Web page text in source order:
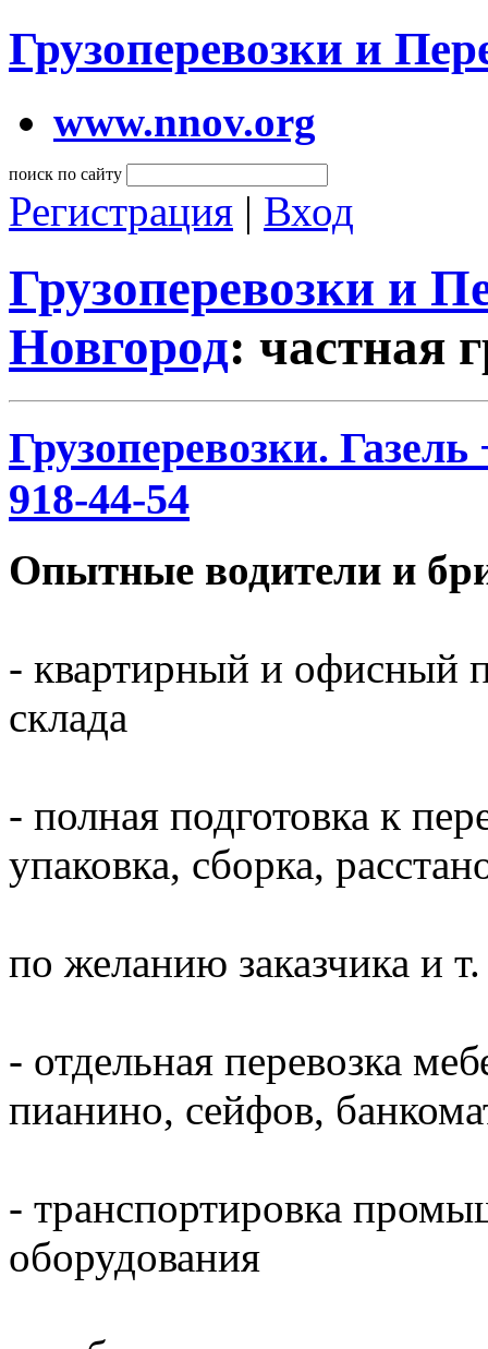
Грузоперевозки и
www.nnov.org
поиск по сайту
Регистрация | Вход
Грузоперевозки и
Новгород: частная
Грузоперевозки.
918-44-54
Опытные водители и
- квартирный и офисный
склада
- полная подготовка к
упаковка, сборка,
по желанию заказчика и
- отдельная перевозка
пианино, сейфов,
- транспортировка
оборудования